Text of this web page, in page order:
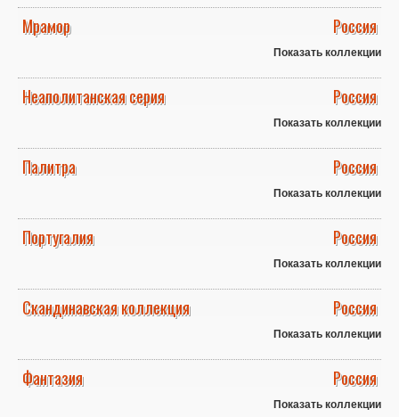
Мрамор Россия
Показать коллекции
Неаполитанская серия Россия
Показать коллекции
Палитра Россия
Показать коллекции
Португалия Россия
Показать коллекции
Скандинавская коллекция Россия
Показать коллекции
Фантазия Россия
Показать коллекции